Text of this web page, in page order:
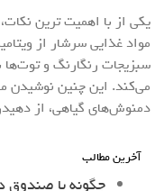
یکی از با اهمیت ترین
سبزیجات رنگارنگ و توت‌ها
می‌کند. این چنین نوشیدن
دمنوش‌های گیاهی، از
آخرین مطالب
چگونه با صندوق